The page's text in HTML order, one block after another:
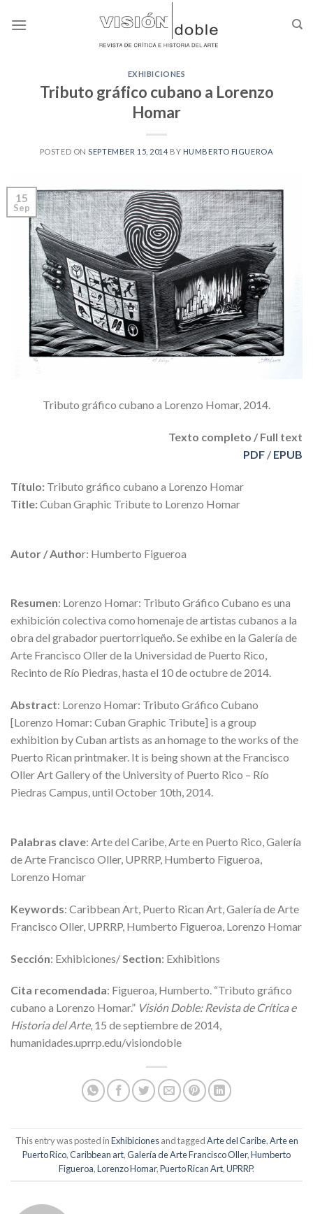
EXHIBICIONES
Tributo gráfico cubano a Lorenzo
Homar
POSTED ON SEPTEMBER 15, 2014 BY HUMBERTO FIGUEROA
15
Sep
Tributo gráfico cubano a Lorenzo Homar, 2014.
Texto completo / Full text
PDF / EPUB
Título: Tributo gráfico cubano a Lorenzo Homar
Title:Cuban Graphic Tribute to Lorenzo Homar
Autor / Author: Humberto Figueroa
Resumen: Lorenzo Homar: Tributo Gráfico Cubano es una
exhibición colectiva como homenaje de artistas cubanos a la
obra del grabador puertorriqueño. Se exhibe en la Galería de
Arte Francisco Oller de la Universidad de Puerto Rico,
Recinto de Río Piedras, hasta el 10 de octubre de 2014.
Abstract: Lorenzo Homar: Tributo Gráfico Cubano
[Lorenzo Homar: Cuban Graphic Tribute] is a group
exhibition by Cuban artists as an homage to the works of the
Puerto Rican printmaker. It is being shown at the Francisco
Oller Art Gallery of the University of Puerto Rico – Río
Piedras Campus, until October 10th, 2014.
Palabras clave: Arte del Caribe, Arte en Puerto Rico, Galería
de Arte Francisco Oller, UPRRP, Humberto Figueroa,
Lorenzo Homar
Keywords: Caribbean Art, Puerto Rican Art, Galería de Arte
Francisco Oller, UPRRP, Humberto Figueroa, Lorenzo Homar
Sección: Exhibiciones/ Section: Exhibitions
Cita recomendada: Figueroa, Humberto. “Tributo gráfico
cubano a Lorenzo Homar.” Visión Doble: Revista de Crítica e
Historia del Arte, 15 de septiembre de 2014,
humanidades.uprrp.edu/visiondoble
This entry was posted inExhibicionesand taggedArte del Caribe,Arte en
Puerto Rico,Caribbean art,Galería de Arte Francisco Oller,Humberto
Figueroa,Lorenzo Homar,Puerto Rican Art,UPRRP.